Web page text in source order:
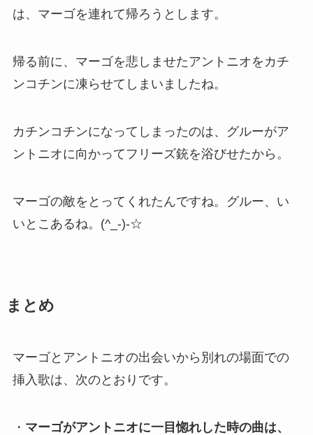
は、マーゴを連れて帰ろうとします。
帰る前に、マーゴを悲しませたアントニオをカチ
ンコチンに凍らせてしまいましたね。
カチンコチンになってしまったのは、グルーがア
ントニオに向かってフリーズ銃を浴びせたから。
マーゴの敵をとってくれたんですね。グルー、い
いとこあるね。(^_-)-☆
まとめ
マーゴとアントニオの出会いから別れの場面での
挿入歌は、次のとおりです。
・ マーゴがアントニオに一目惚れした時の曲は、